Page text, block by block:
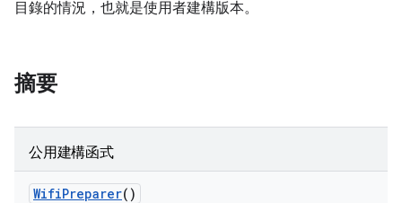
目錄的情況，也就是使用者建構版本。
摘要
公用建構函式
WifiPreparer()